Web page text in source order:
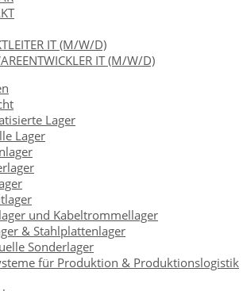
IT (M/W/D)
IT (M/W/D)
Lager
Lager
und Kabeltrommellager
& Stahlplattenlager
Sonderlager
für Produktion & Produktionslogistik